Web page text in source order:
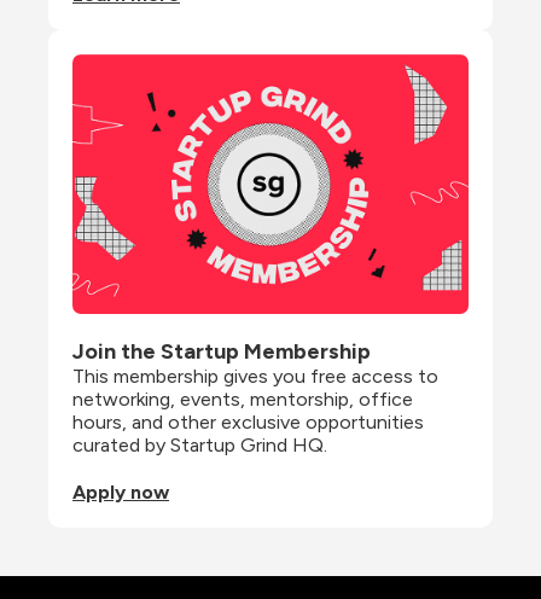
Join the Startup Membership
This membership gives you free access to
networking, events, mentorship, office
hours, and other exclusive opportunities
curated by Startup Grind HQ.
Apply now